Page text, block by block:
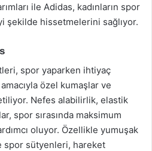
ile Adidas, kadınların spor
şekilde hissetmelerini sağlıyor.
spor yaparken ihtiyaç
özel kumaşlar ve
Nefes alabilirlik, elastik
spor sırasında maksimum
oluyor. Özellikle yumuşak
spor sütyenleri, hareket